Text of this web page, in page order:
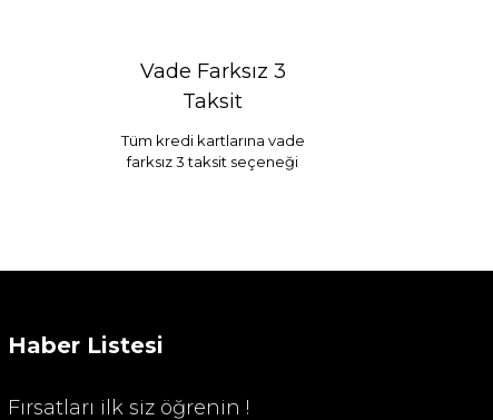
Vade Farksız 3
Taksit
Tüm kredi kartlarına vade
farksız 3 taksit seçeneği
Haber Listesi
Fırsatları ilk siz öğrenin !